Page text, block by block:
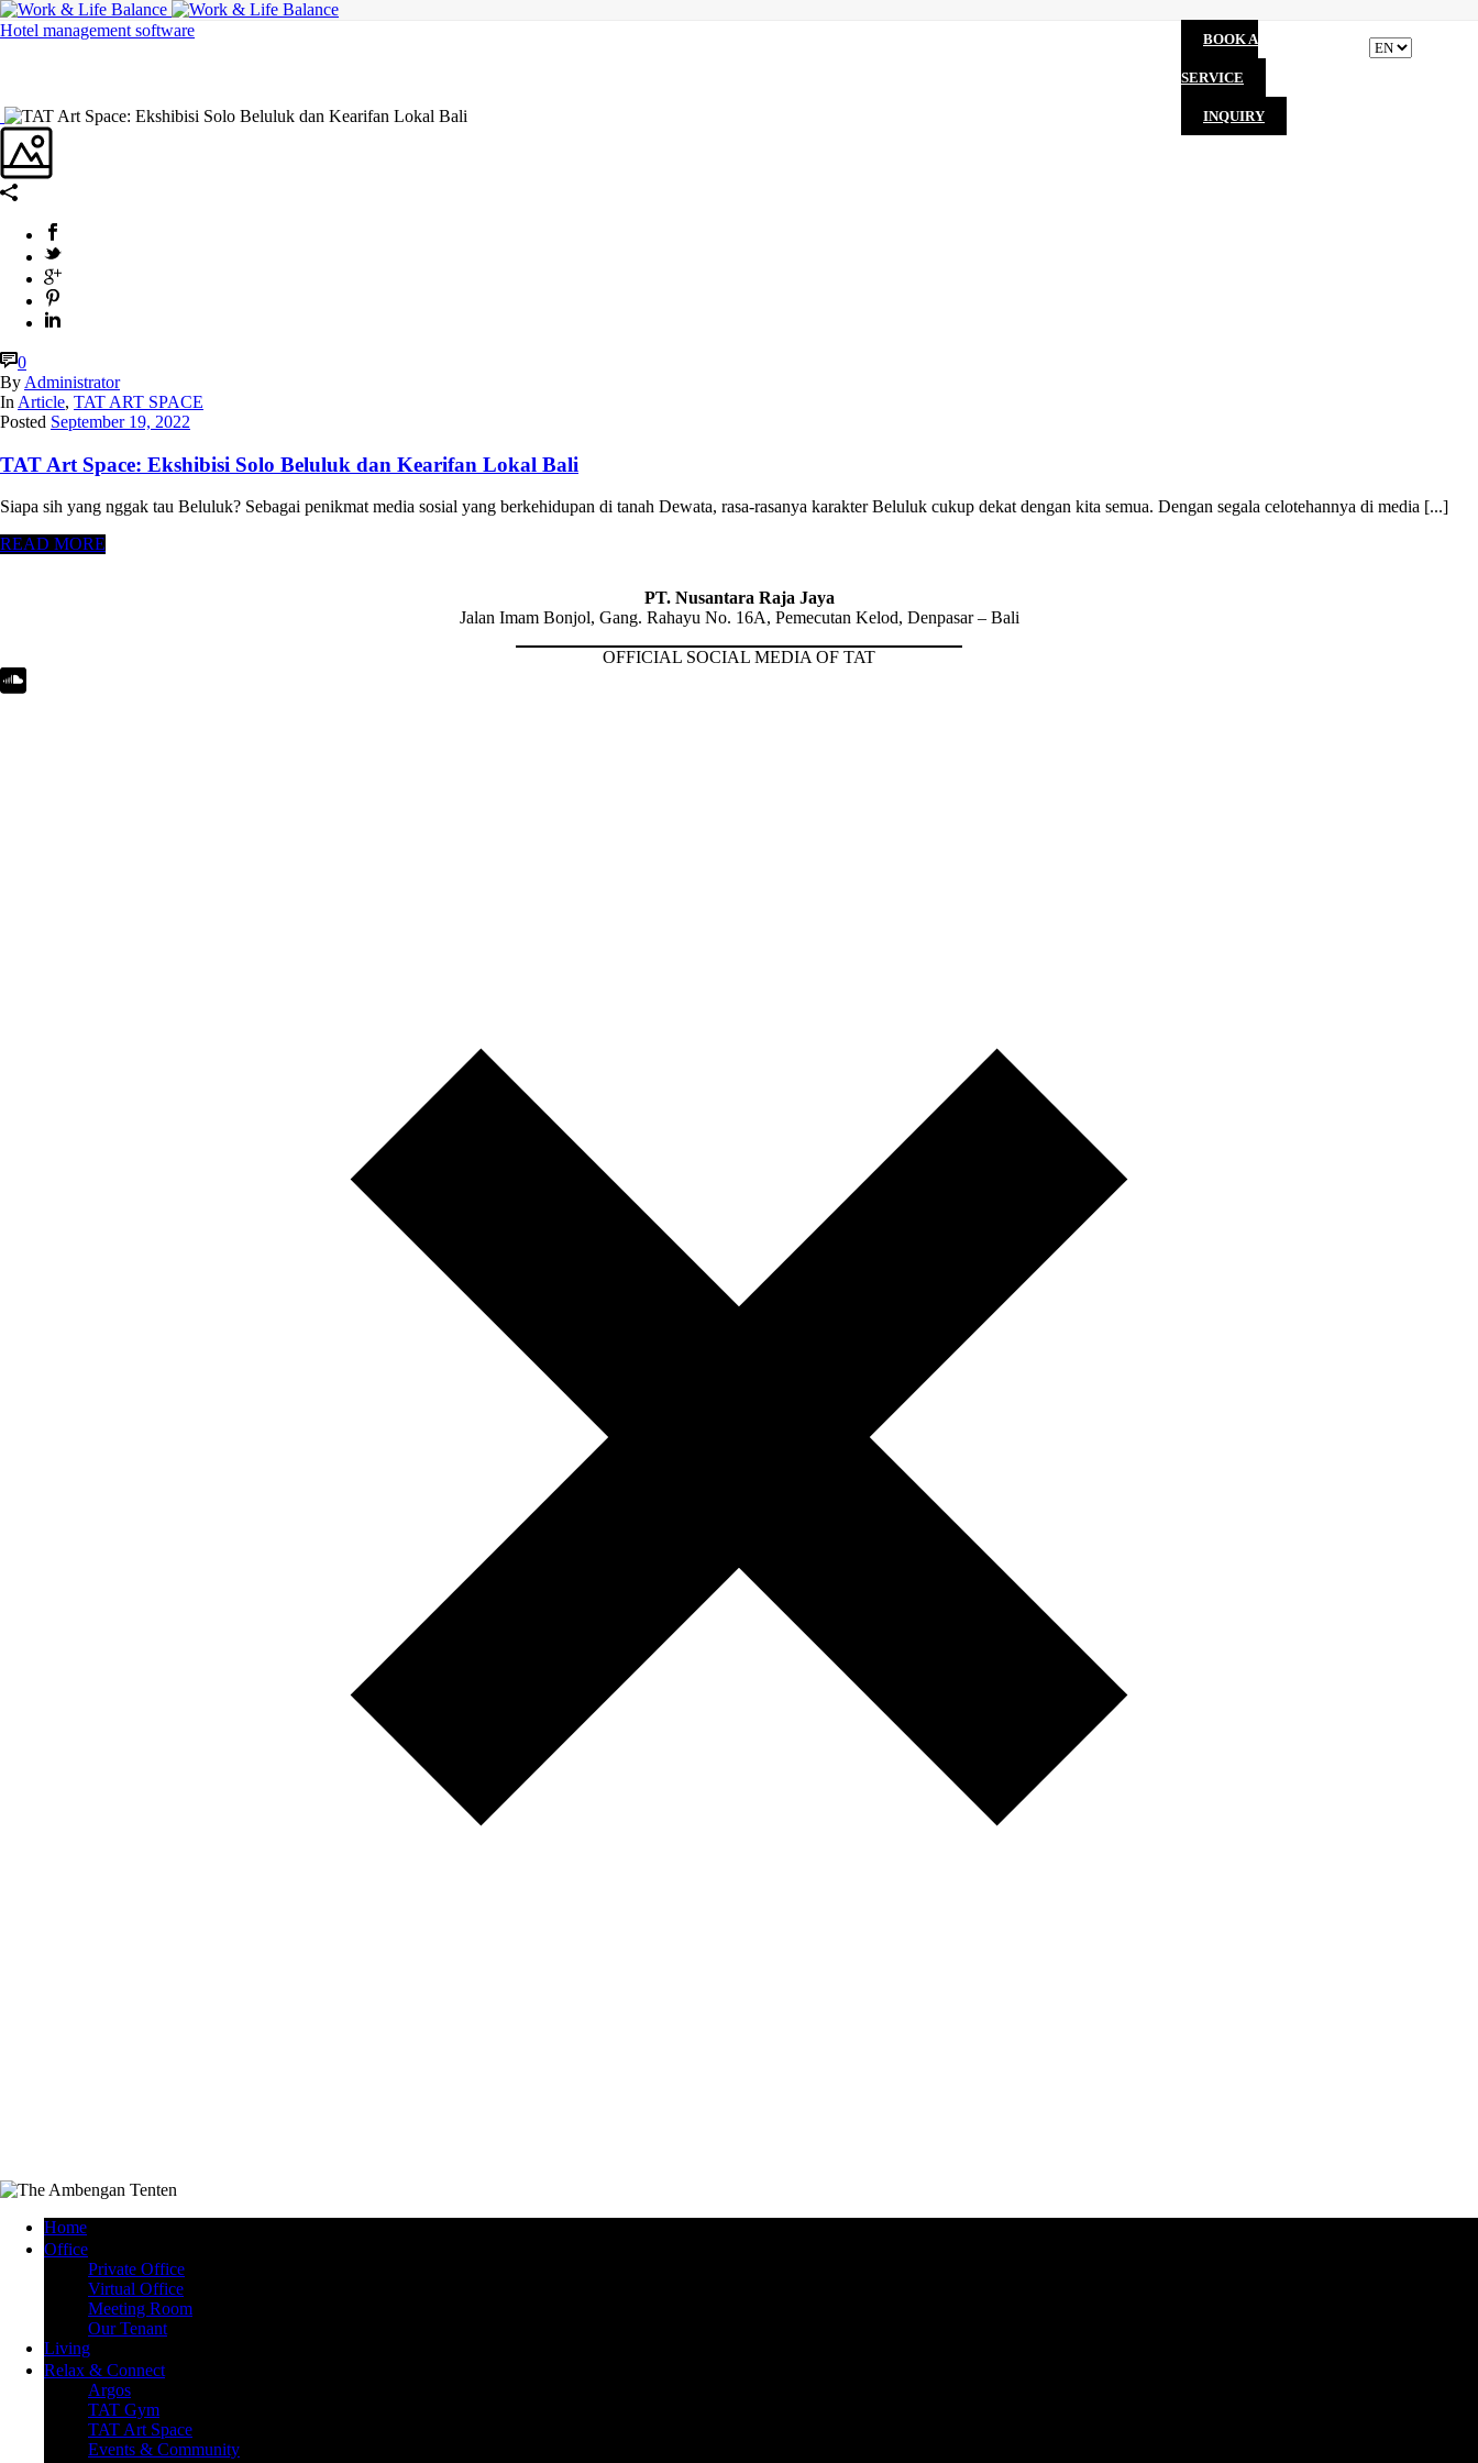
BOOK A
SERVICE
INQUIRY
Hotel management software
0
By Administrator
In Article, TAT ART SPACE
Posted September 19, 2022
TAT Art Space: Ekshibisi Solo Beluluk dan Kearifan Lokal Bali
Siapa sih yang nggak tau Beluluk? Sebagai penikmat media sosial yang berkehidupan di tanah Dewata, rasa-rasanya karakter Beluluk cukup dekat dengan kita semua. Dengan segala celotehannya di media [...]
READ MORE
PT. Nusantara Raja Jaya
Jalan Imam Bonjol, Gang. Rahayu No. 16A, Pemecutan Kelod, Denpasar – Bali
OFFICIAL SOCIAL MEDIA OF TAT
Home
Office
Private Office
Virtual Office
Meeting Room
Our Tenant
Living
Relax & Connect
Argos
TAT Gym
TAT Art Space
Events & Community